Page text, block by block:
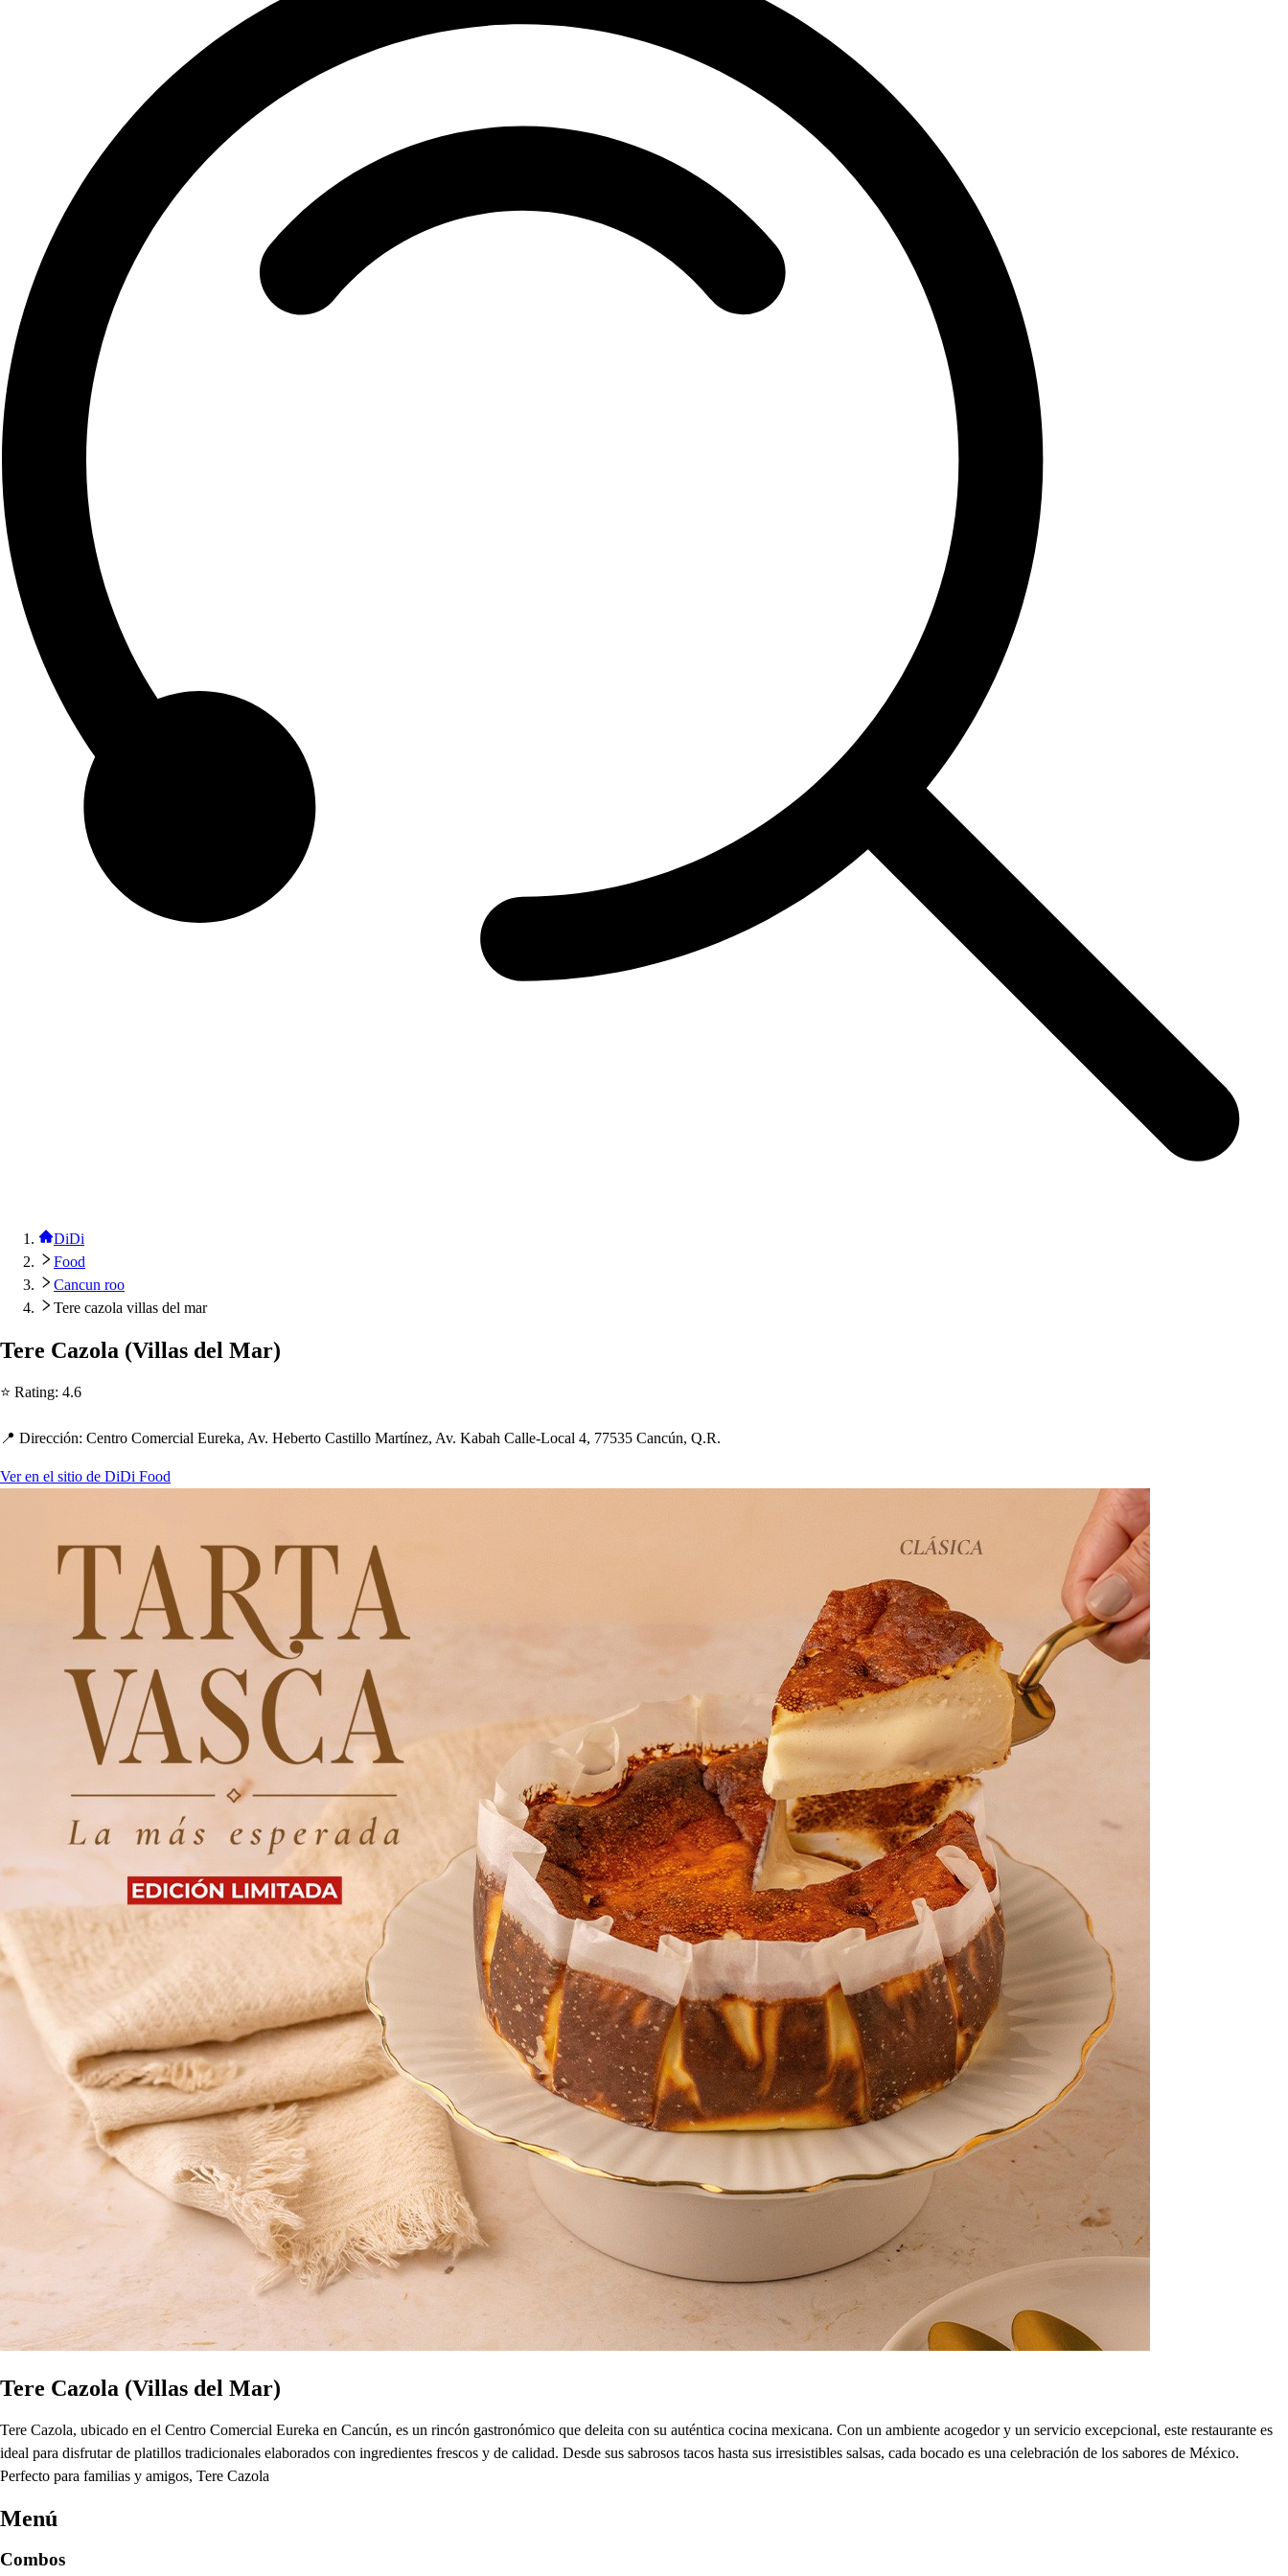
DiDi
Food
Cancun roo
Tere cazola villas del mar
Tere Cazola (Villas del Mar)
⭐ Rating: 4.6
📍 Dirección: Centro Comercial Eureka, Av. Heberto Castillo Martínez, Av. Kabah Calle-Local 4, 77535 Cancún, Q.R.
Ver en el sitio de DiDi Food
Tere Cazola (Villas del Mar)
Tere Cazola, ubicado en el Centro Comercial Eureka en Cancún, es un rincón gastronómico que deleita con su auténtica cocina mexicana. Con un ambiente acogedor y un servicio excepcional, este restaurante es
ideal para disfrutar de platillos tradicionales elaborados con ingredientes frescos y de calidad. Desde sus sabrosos tacos hasta sus irresistibles salsas, cada bocado es una celebración de los sabores de México.
Perfecto para familias y amigos, Tere Cazola
Menú
Combos